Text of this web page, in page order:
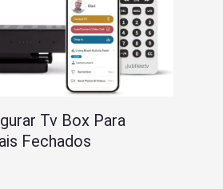
Tv Box Para
Fechados